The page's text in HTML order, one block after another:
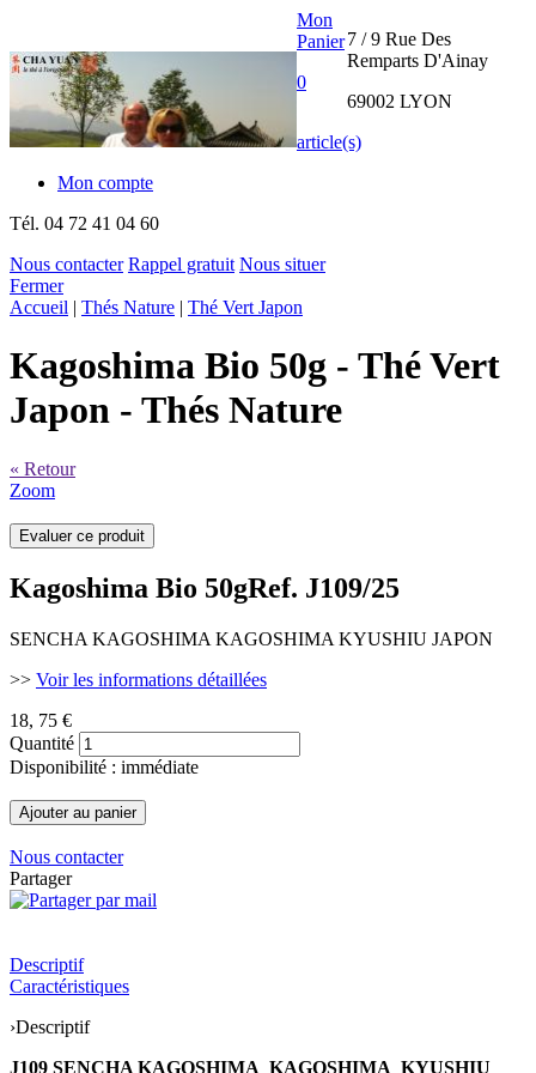
THE CHA
YUAN
INTERNATIONAL
7 / 9 Rue Des
Remparts D'Ainay
69002 LYON
Mon
Panier
0
article(s)
Mon compte
Tél. 04 72 41 04 60
Nous contacter Rappel gratuit Nous situer
Fermer
Accueil | Thés Nature | Thé Vert Japon
Kagoshima Bio 50g - Thé Vert
Japon - Thés Nature
« Retour
Zoom
Kagoshima Bio 50gRef. J109/25
SENCHA KAGOSHIMA KAGOSHIMA KYUSHIU JAPON
>> Voir les informations détaillées
18, 75 €
Quantité
Disponibilité : immédiate
Nous contacter
Partager
Descriptif
Caractéristiques
›Descriptif
J109 SENCHA KAGOSHIMA KAGOSHIMA KYUSHIU